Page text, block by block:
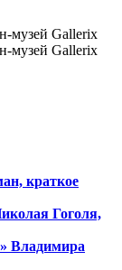
краткое
Гоголя,
Владимира